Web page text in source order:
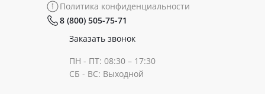
Политика конфиденциальности
8 (800) 505-75-71
Заказать звонок
ПН - ПТ: 08:30 – 17:30
СБ - ВС: Выходной